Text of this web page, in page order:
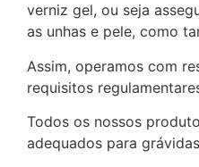
verniz gel, ou seja
as unhas e pele, como
Assim, operamos com
requisitos
Todos os nossos
adequados para